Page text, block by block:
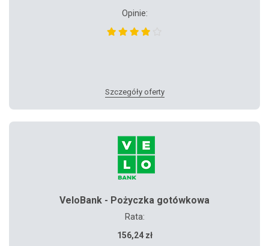
Opinie:
Szczegóły oferty
VeloBank - Pożyczka gotówkowa
Rata:
156,24 zł